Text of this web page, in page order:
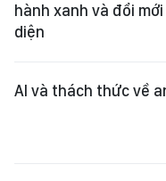
hành xanh và đổi
diện
AI và thách thức về